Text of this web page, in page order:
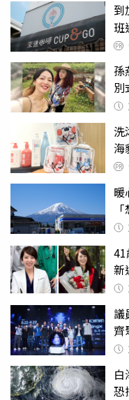
到
班
孫
別
洗
海
暖
台
新
議
齊
開
恐